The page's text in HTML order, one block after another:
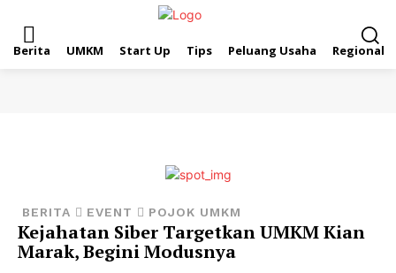
Berita UMKM Start Up Tips Peluang Usaha Regional
BERITA EVENT POJOK UMKM
Kejahatan Siber Targetkan UMKM Kian
Marak, Begini Modusnya